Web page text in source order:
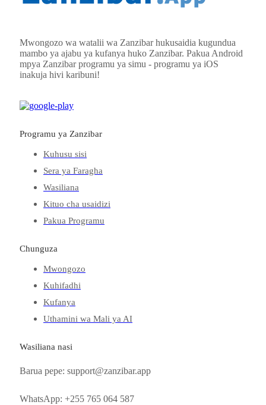
Mwongozo wa watalii wa Zanzibar hukusaidia kugundua
mambo ya ajabu ya kufanya huko Zanzibar. Pakua Android
mpya Zanzibarprogramu ya simu - programu ya iOS
inakuja hivi karibuni!
Programu ya Zanzibar
Kuhusu sisi
Sera ya Faragha
Wasiliana
Kituo cha usaidizi
Pakua Programu
Chunguza
Mwongozo
Kuhifadhi
Kufanya
Uthamini wa Mali ya AI
Wasiliana nasi
Barua pepe: support@zanzibar.app
WhatsApp: +255 765 064 587